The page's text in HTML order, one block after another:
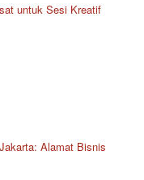
untuk Sesi Kreatif
Alamat Bisnis